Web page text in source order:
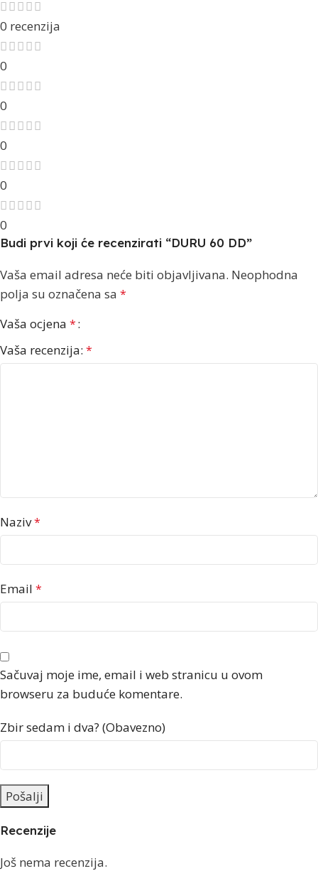
0 recenzija
0
0
0
0
0
Recenzije
Još nema recenzija.
Budi prvi koji će recenzirati “DURU 60 DD”
Vaša email adresa neće biti objavljivana. Neophodna
polja su označena sa *
Vaša ocjena *
Vaša recenzija: *
Naziv*
Email *
Sačuvaj moje ime, email i web stranicu u ovom
browseru za buduće komentare.
Zbir sedam i dva? (Obavezno)